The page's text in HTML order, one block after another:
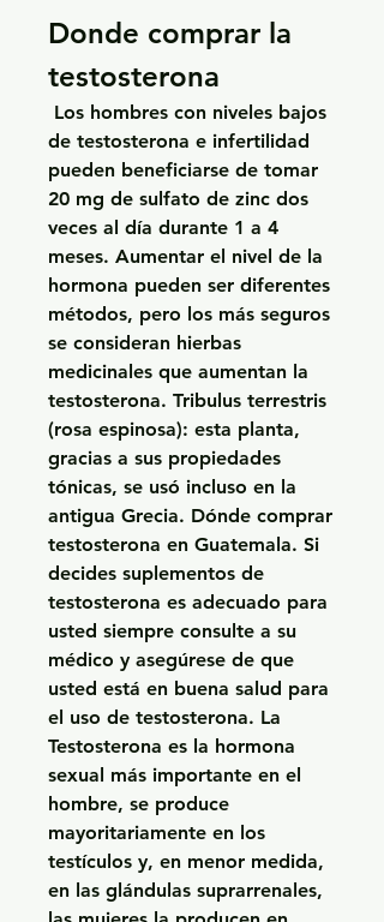
Donde comprar la
testosterona
de testosterona e infertilidad
pueden beneficiarse de tomar
20 mg de sulfato de zinc dos
veces al día durante 1 a 4
meses. Aumentar el nivel de la
hormona pueden ser diferentes
métodos, pero los más seguros
se consideran hierbas
medicinales que aumentan la
testosterona. Tribulus terrestris
(rosa espinosa): esta planta,
gracias a sus propiedades
tónicas, se usó incluso en la
antigua Grecia. Dónde comprar
testosterona en Guatemala. Si
decides suplementos de
testosterona es adecuado para
usted siempre consulte a su
médico y asegúrese de que
usted está en buena salud para
el uso de testosterona. La
Testosterona es la hormona
sexual más importante en el
hombre, se produce
mayoritariamente en los
testículos y, en menor medida,
en las glándulas suprarrenales,